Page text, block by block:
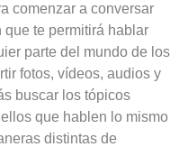
comenzar a conversar
te permitirá hablar
parte del mundo de los
fotos, vídeos, audios y
buscar los tópicos
que hablen lo mismo
distintas de